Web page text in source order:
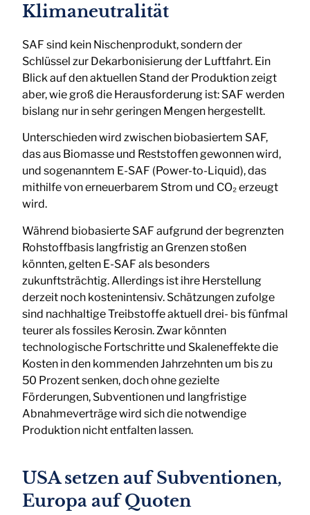
Klimaneutralität
SAF sind kein Nischenprodukt, sondern der
Schlüssel zur Dekarbonisierung der Luftfahrt. Ein
Blick auf den aktuellen Stand der Produktion zeigt
aber, wie groß die Herausforderung ist: SAF werden
bislang nur in sehr geringen Mengen hergestellt.
Unterschieden wird zwischen biobasiertem SAF,
das aus Biomasse und Reststoffen gewonnen wird,
und sogenanntem E-SAF (Power-to-Liquid), das
mithilfe von erneuerbarem Strom und CO₂ erzeugt
wird.
Während biobasierte SAF aufgrund der begrenzten
Rohstoffbasis langfristig an Grenzen stoßen
könnten, gelten E-SAF als besonders
zukunftsträchtig. Allerdings ist ihre Herstellung
derzeit noch kostenintensiv. Schätzungen zufolge
sind nachhaltige Treibstoffe aktuell drei- bis fünfmal
teurer als fossiles Kerosin. Zwar könnten
technologische Fortschritte und Skaleneffekte die
Kosten in den kommenden Jahrzehnten um bis zu
50 Prozent senken, doch ohne gezielte
Förderungen, Subventionen und langfristige
Abnahmeverträge wird sich die notwendige
Produktion nicht entfalten lassen.
USA setzen auf Subventionen,
Europa auf Quoten